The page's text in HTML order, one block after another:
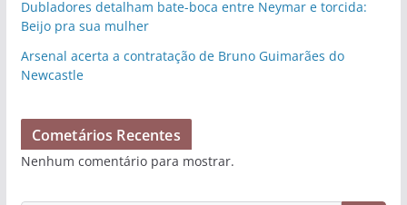
Dubladores detalham bate-boca entre Neymar e torcida:
Beijo pra sua mulher
Arsenal acerta a contratação de Bruno Guimarães do
Newcastle
Cometários Recentes
Nenhum comentário para mostrar.